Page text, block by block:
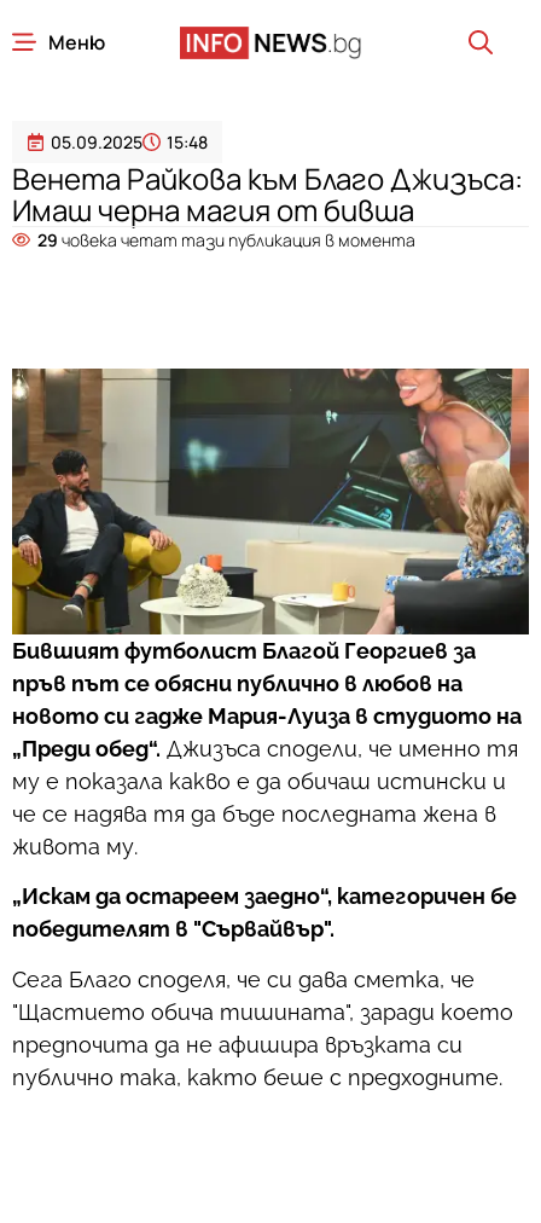
Меню
05.09.2025 15:48
Венета Райкова към Благо Джизъса:
Имаш черна магия от бивша
29 човека четат тази публикация в момента
Бившият футболист Благой Георгиев за
пръв път се обясни публично в любов на
новото си гадже Мария-Луиза в студиото на
„Преди обед“. Джизъса сподели, че именно тя
му е показала какво е да обичаш истински и
че се надява тя да бъде последната жена в
живота му.
„Искам да остареем заедно“, категоричен бе
победителят в "Сървайвър".
Сега Благо споделя, че си дава сметка, че
"Щастието обича тишината", заради което
предпочита да не афишира връзката си
публично така, както беше с предходните.